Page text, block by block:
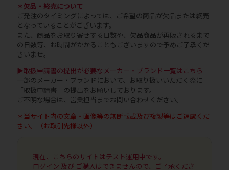
＊欠品・終売について
ご発注のタイミングによっては、ご希望の商品が欠品または終売
となっていることがございます。
また、商品をお取り寄せする日数や、欠品商品が再販されるまで
の日数等、お時間がかかることもございますので予めご了承くだ
さいませ。
▶取扱申請書の提出が必要なメーカー・ブランド一覧はこちら
一部のメーカー・ブランドにおいて、お取り扱いいただく際に
「取扱申請書」の提出をお願いしております。
ご不明な場合は、営業担当までお問い合わせください。
＊当サイト内の文章・画像等の無断転載及び複製等はご遠慮くだ
さい。（お取引先様以外）
現在、こちらのサイトはテスト運用中です。
ログイン 及び ご購入はできませんので、ご了承くださ